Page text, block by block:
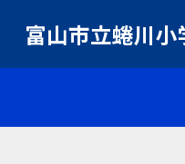
富山市立蜷川小